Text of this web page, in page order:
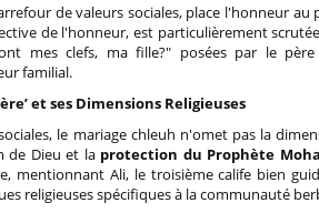
de valeurs sociales, place l'honneur au
de l'honneur, est particulièrement
mes clefs, ma fille?" posées par le
familial.
et ses Dimensions Religieuses
le mariage chleuh n'omet pas la
de Dieu et la protection du Prophète
mentionnant Ali, le troisième calife bien
religieuses spécifiques à la communauté